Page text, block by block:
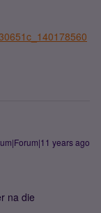
years ago
na die